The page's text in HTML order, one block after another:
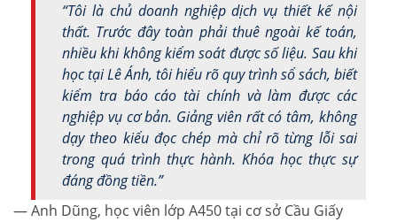
“Tôi là chủ doanh nghiệp dịch vụ thiết kế nội
thất. Trước đây toàn phải thuê ngoài kế toán,
nhiều khi không kiểm soát được số liệu. Sau khi
học tại Lê Ánh, tôi hiểu rõ quy trình sổ sách, biết
kiểm tra báo cáo tài chính và làm được các
nghiệp vụ cơ bản. Giảng viên rất có tâm, không
dạy theo kiểu đọc chép mà chỉ rõ từng lỗi sai
trong quá trình thực hành. Khóa học thực sự
đáng đồng tiền.”
— Anh Dũng, học viên lớp A450 tại cơ sở Cầu Giấy